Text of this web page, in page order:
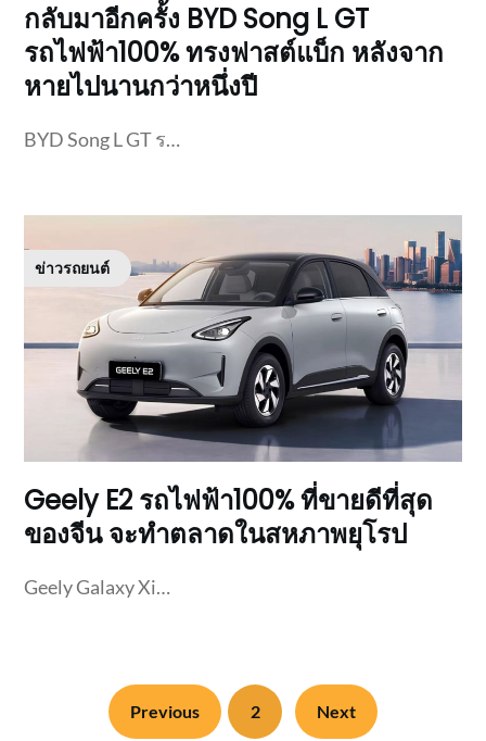
กลับมาอีกครั้ง BYD Song L GT
รถไฟฟ้า100% ทรงฟาสต์แบ็ก หลังจาก
หายไปนานกว่าหนึ่งปี
BYD Song L GT ร…
ข่าวรถยนต์
Geely E2 รถไฟฟ้า100% ที่ขายดีที่สุด
ของจีน จะทำตลาดในสหภาพยุโรป
Geely Galaxy Xi…
Previous 2 Next